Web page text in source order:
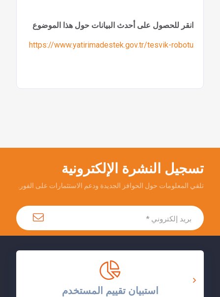
انقر للحصول على أحدث البيانات حول هذا الموضوع
https://www.yatirimadestek.gov.tr/tesvik-robotu
تسجيل النشرة الإلكترونية
تلقي المعلومات حول الحوافز الجديدة ودعم الاستثمارات على الفور.
استبيان تقييم المستخدم